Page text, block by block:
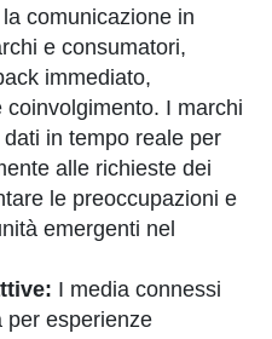
comunicazione in
e consumatori,
immediato,
I marchi
in tempo reale per
alle richieste dei
le preoccupazioni e
emergenti nel
I media connessi
per esperienze